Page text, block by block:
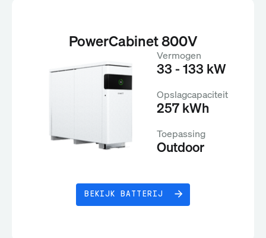
PowerCabinet 800V
Vermogen
33 - 133 kW
Opslagcapaciteit
257 kWh
Toepassing
Outdoor
BEKIJK BATTERIJ